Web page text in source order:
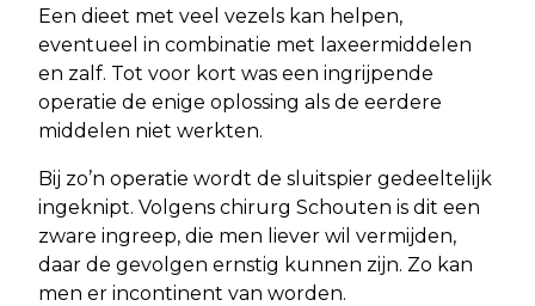
Een dieet met veel vezels kan helpen,
eventueel in combinatie met laxeermiddelen
en zalf. Tot voor kort was een ingrijpende
operatie de enige oplossing als de eerdere
middelen niet werkten.
Bij zo’n operatie wordt de sluitspier gedeeltelijk
ingeknipt. Volgens chirurg Schouten is dit een
zware ingreep, die men liever wil vermijden,
daar de gevolgen ernstig kunnen zijn. Zo kan
men er incontinent van worden.